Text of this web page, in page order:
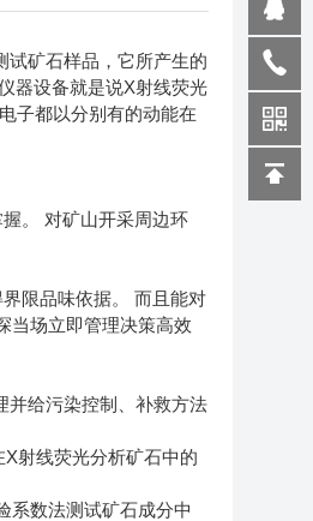
试矿石样品，它所产生的
器设备就是说X射线荧光
子都以分别有的动能在
。 对矿山开采周边环
限品味依据。 而且能对
当场立即管理决策高效
并给污染控制、补救方法
射线荧光分析矿石中的
系数法测试矿石成分中